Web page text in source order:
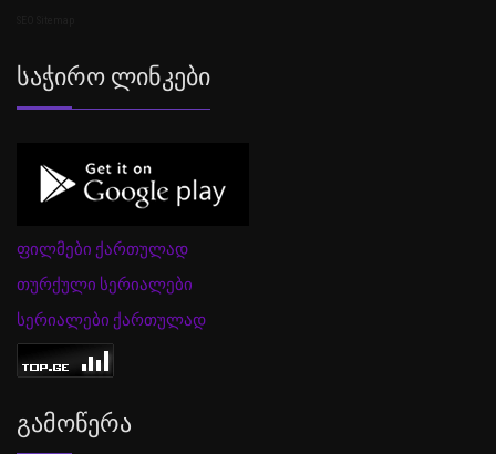
Საჭირო Ლინკები
ფილმები ქართულად
თურქული სერიალები
სერიალები ქართულად
Გამოწერა